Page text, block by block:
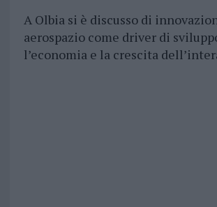
A Olbia si è discusso di
aerospazio come driver di
l’economia e la crescita